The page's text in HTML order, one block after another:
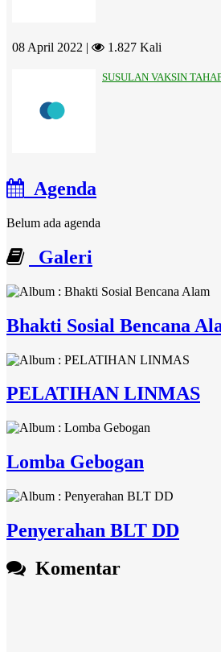
08 April 2022 | 1.827 Kali
SUSULAN VAKSIN
Agenda
Belum ada agenda
Galeri
Bhakti Sosial Bencana
PELATIHAN LINMAS
Lomba Gebogan
Penyerahan BLT DD
Komentar